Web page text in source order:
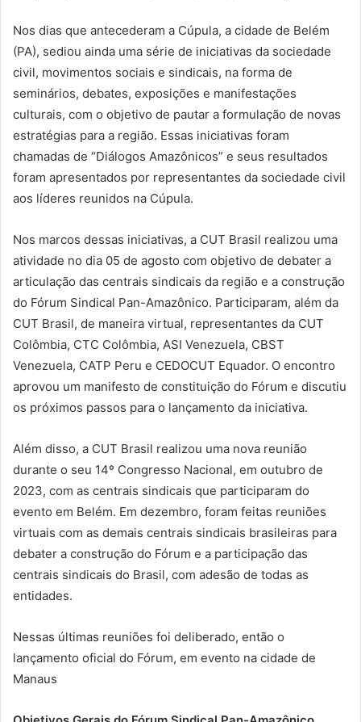
Nos dias que antecederam a Cúpula, a cidade de Belém
(PA), sediou ainda uma série de iniciativas da sociedade
civil, movimentos sociais e sindicais, na forma de
seminários, debates, exposições e manifestações
culturais, com o objetivo de pautar a formulação de novas
estratégias para a região. Essas iniciativas foram
chamadas de “Diálogos Amazônicos” e seus resultados
foram apresentados por representantes da sociedade civil
aos líderes reunidos na Cúpula.
Nos marcos dessas iniciativas, a CUT Brasil realizou uma
atividade no dia 05 de agosto com objetivo de debater a
articulação das centrais sindicais da região e a construção
do Fórum Sindical Pan-Amazônico. Participaram, além da
CUT Brasil, de maneira virtual, representantes da CUT
Colômbia, CTC Colômbia, ASI Venezuela, CBST
Venezuela, CATP Peru e CEDOCUT Equador. O encontro
aprovou um manifesto de constituição do Fórum e discutiu
os próximos passos para o lançamento da iniciativa.
Além disso, a CUT Brasil realizou uma nova reunião
durante o seu 14º Congresso Nacional, em outubro de
2023, com as centrais sindicais que participaram do
evento em Belém. Em dezembro, foram feitas reuniões
virtuais com as demais centrais sindicais brasileiras para
debater a construção do Fórum e a participação das
centrais sindicais do Brasil, com adesão de todas as
entidades.
Nessas últimas reuniões foi deliberado, então o
lançamento oficial do Fórum, em evento na cidade de
Manaus